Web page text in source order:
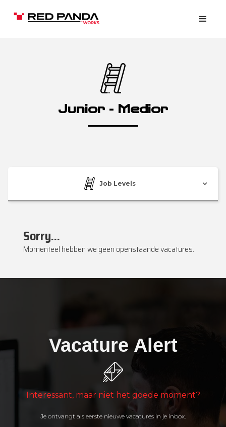
Junior - Medior
Job Levels
Sorry...
Momenteel hebben we geen openstaande vacatures.
Vacature Alert
Interessant, maar niet het goede moment?
Je ontvangt als eerste nieuwe vacatures in je inbox.